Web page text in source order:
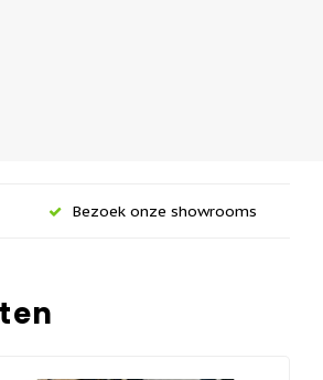
Bezoek onze showrooms